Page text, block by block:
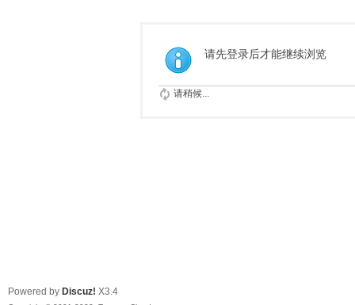
请先登录后才能继续浏览
请稍候...
Powered by Discuz! X3.4